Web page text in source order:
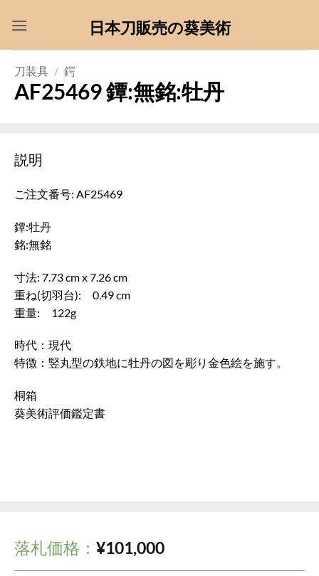
日本刀販売の葵美術
刀装具 / 鍔
AF25469 鐔:無銘:牡丹
説明
ご注文番号: AF25469
鐔:牡丹
銘:無銘
寸法: 7.73 cm x 7.26 cm
重ね(切羽台): 0.49 cm
重量: 122g
時代：現代
特徴：竪丸型の鉄地に牡丹の図を彫り金色絵を施す。
桐箱
葵美術評価鑑定書
落札価格： ¥101,000